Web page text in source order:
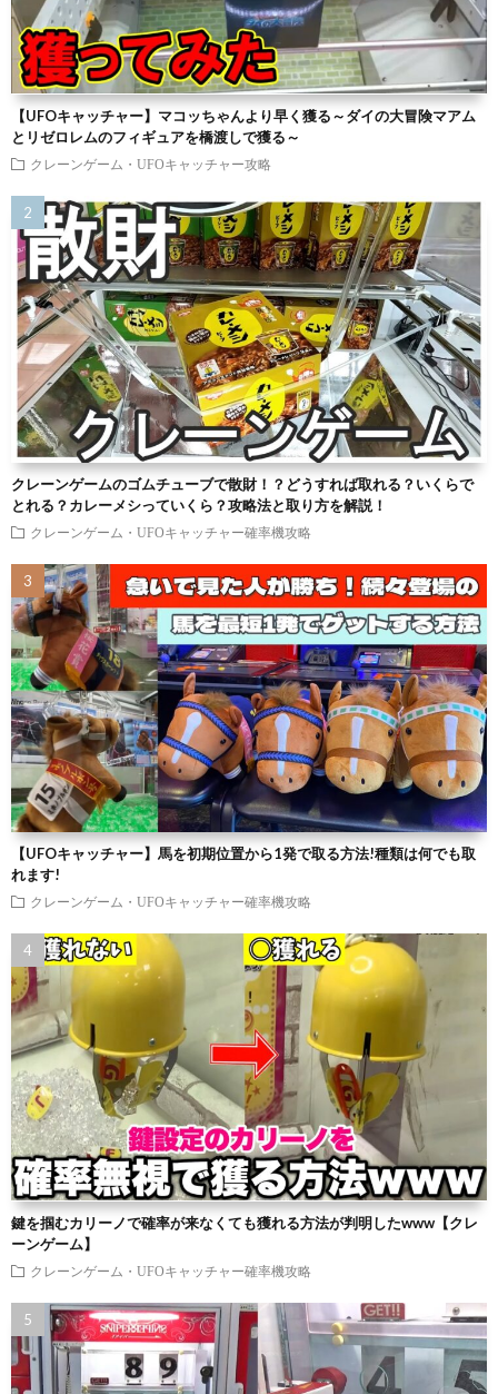
【UFOキャッチャー】マコッちゃんより早く獲る～ダイの大冒険マアム
とリゼロレムのフィギュアを橋渡しで獲る～
クレーンゲーム・UFOキャッチャー攻略
クレーンゲームのゴムチューブで散財！？どうすれば取れる？いくらで
とれる？カレーメシっていくら？攻略法と取り方を解説！
クレーンゲーム・UFOキャッチャー確率機攻略
【UFOキャッチャー】馬を初期位置から1発で取る方法!種類は何でも取
れます!
クレーンゲーム・UFOキャッチャー確率機攻略
鍵を掴むカリーノで確率が来なくても獲れる方法が判明したwww【クレ
ーンゲーム】
クレーンゲーム・UFOキャッチャー確率機攻略